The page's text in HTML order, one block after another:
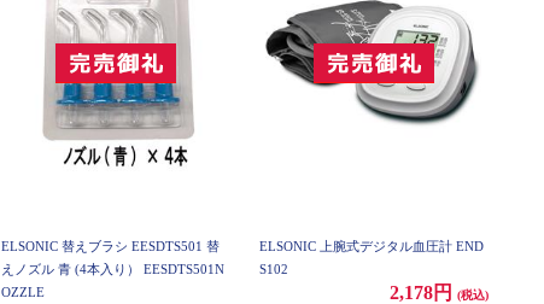
ELSONIC 替えブラシ EESDTS501 替
えノズル 青 (4本入り） EESDTS501N
OZZLE
ELSONIC 上腕式デジタル血圧計 END
S102
2,178円
(税込)